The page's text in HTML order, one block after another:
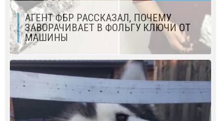
АГЕНТ ФБР РАССКАЗАЛ, ПОЧЕМУ
ЗАВОРАЧИВАЕТ В ФОЛЬГУ КЛЮЧИ ОТ
МАШИНЫ